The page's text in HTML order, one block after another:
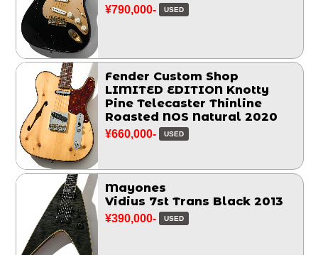
¥790,000- USED
Fender Custom Shop
LIMITED EDITION Knotty
Pine Telecaster Thinline
Roasted NOS Natural 2020
¥660,000- USED
Mayones
Vidius 7st Trans Black 2013
¥390,000- USED